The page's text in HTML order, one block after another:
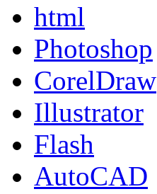
html
Photoshop
CorelDraw
Illustrator
Flash
AutoCAD